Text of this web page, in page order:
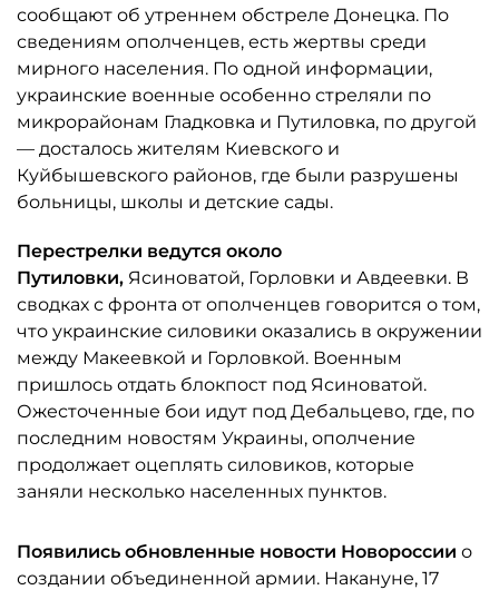
сообщают об утреннем обстреле Донецка. По
сведениям ополченцев, есть жертвы среди
мирного населения. По одной информации,
украинские военные особенно стреляли по
микрорайонам Гладковка и Путиловка, по другой
— досталось жителям Киевского и
Куйбышевского районов, где были разрушены
больницы, школы и детские сады.
Перестрелки ведутся около
Путиловки, Ясиноватой, Горловки и Авдеевки. В
сводках с фронта от ополченцев говорится о том,
что украинские силовики оказались в окружении
между Макеевкой и Горловкой. Военным
пришлось отдать блокпост под Ясиноватой.
Ожесточенные бои идут под Дебальцево, где, по
последним новостям Украины, ополчение
продолжает оцеплять силовиков, которые
заняли несколько населенных пунктов.
Появились обновленные новости Новороссии о
создании объединенной армии. Накануне, 17